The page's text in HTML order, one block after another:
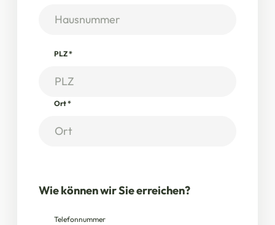
PLZ*
Ort*
Wie können wir Sie erreichen?
Telefonnummer